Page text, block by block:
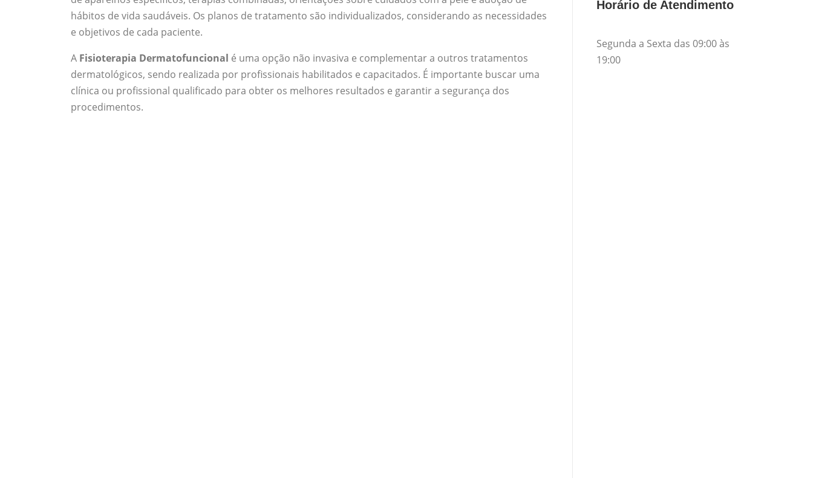
hábitos de vida saudáveis. Os planos de tratamento são individualizados, considerando as necessidades
e objetivos de cada paciente.
A Fisioterapia Dermatofuncional é uma opção não invasiva e complementar a outros tratamentos
dermatológicos, sendo realizada por profissionais habilitados e capacitados. É importante buscar uma
clínica ou profissional qualificado para obter os melhores resultados e garantir a segurança dos
procedimentos.
Horário de Atendimento
Segunda a Sexta das 09:00 às
19:00